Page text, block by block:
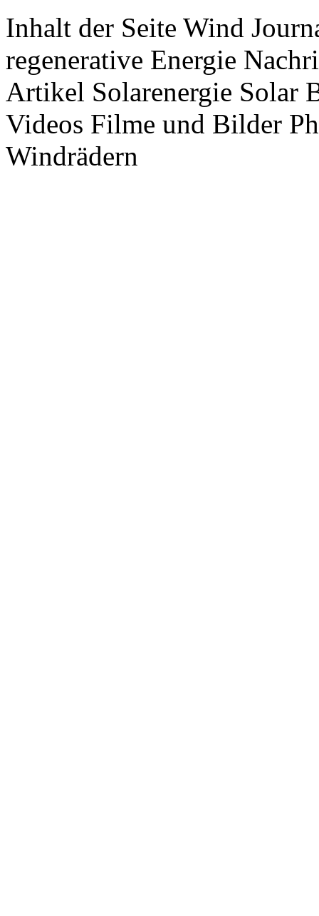
Inhalt der Seite Wind
regenerative Energie
Artikel Solarenergie Solar
Videos Filme und Bilder
Windrädern